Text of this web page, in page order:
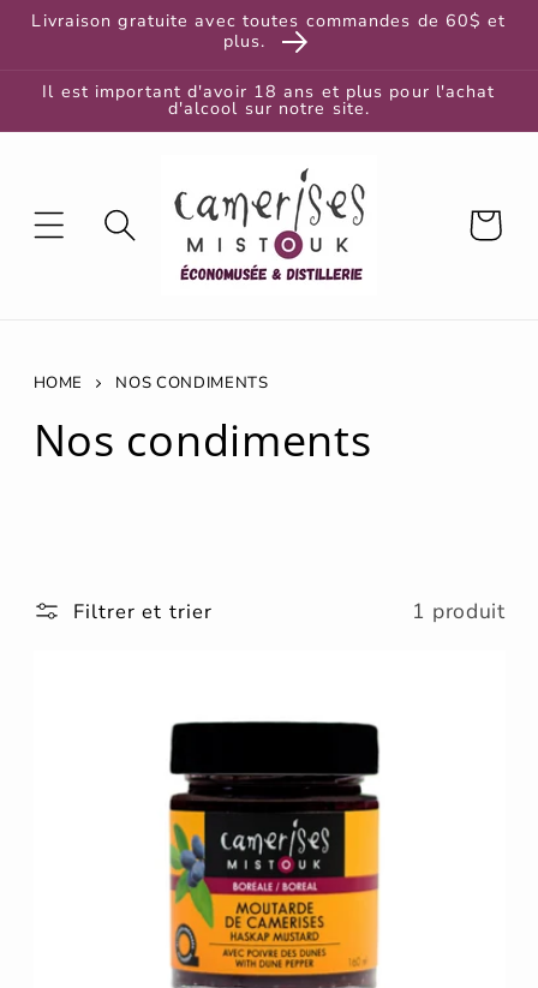
passer
Livraison gratuite avec toutes commandes de 60$ et
plus.
Il est important d'avoir 18 ans et plus pour l'achat
d'alcool sur notre site.
HOME NOS CONDIMENTS
C
e
Nos condiments
Filtrer et trier 1 produit